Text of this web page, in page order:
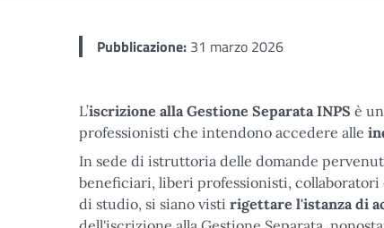
Pubblicazione: 31 marzo 2026
L’iscrizione alla Gestione Separata INPS è
professionisti che intendono accedere alle
In sede di istruttoria delle domande
beneficiari, liberi professionisti,
di studio, si siano visti rigettare l'istanza di